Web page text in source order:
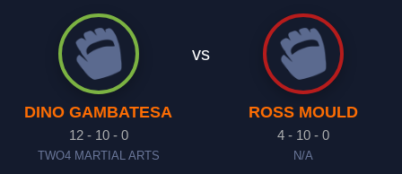
DINO GAMBATESA
12 - 10 - 0
TWO4 MARTIAL ARTS
vs
ROSS MOULD
4 - 10 - 0
N/A